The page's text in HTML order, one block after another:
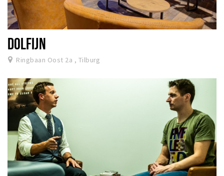
DOLFIJN
Ringbaan Oost 2a , Tilburg